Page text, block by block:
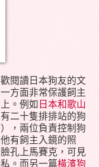
閱讀日本狗友的文
方面非常保護飼主
。例如日本和歌山
二十隻排排站的狗
，兩位負責控制狗
有飼主入鏡的照
孔上馬賽克，可見
。而另一篇橫濱狗